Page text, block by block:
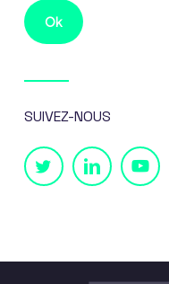
SUIVEZ-NOUS